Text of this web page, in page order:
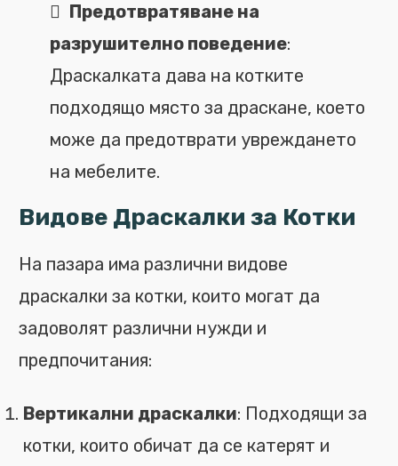
Предотвратяване на
разрушително поведение:
Драскалката дава на котките
подходящо място за драскане, което
може да предотврати увреждането
на мебелите.
Видове Драскалки за Котки
На пазара има различни видове
драскалки за котки, които могат да
задоволят различни нужди и
предпочитания:
Вертикални драскалки: Подходящи за
котки, които обичат да се катерят и